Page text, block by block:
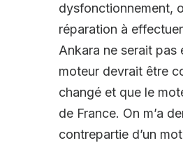
dysfonctionnement,
réparation à
Ankara ne serait pas
moteur devrait être
changé et que le
de France. On m’a
contrepartie d’un